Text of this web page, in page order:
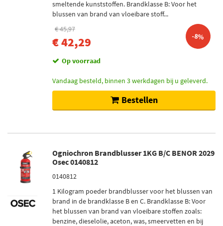
smeltende kunststoffen. Brandklasse B: Voor het
blussen van brand van vloeibare stoff...
€ 45,97
€ 42,29 -8%
Op voorraad
Vandaag besteld, binnen 3 werkdagen bij u geleverd.
Bestellen
Ogniochron Brandblusser 1KG B/C BENOR 2029
Osec 0140812
0140812
1 Kilogram poeder brandblusser voor het blussen van
brand in de brandklasse B en C. Brandklasse B: Voor
het blussen van brand van vloeibare stoffen zoals:
benzine, dieselolie, aceton, was, smeervetten en bij